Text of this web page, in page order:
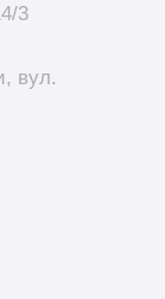
3
вул.